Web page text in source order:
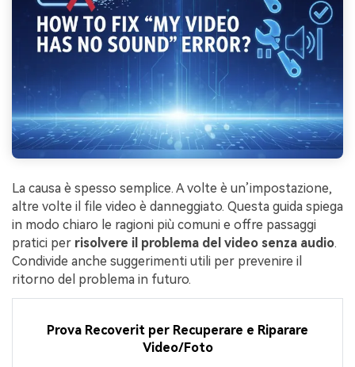
La causa è spesso semplice. A volte è un’impostazione,
altre volte il file video è danneggiato. Questa guida spiega
in modo chiaro le ragioni più comuni e offre passaggi
pratici per risolvere il problema del video senza audio.
Condivide anche suggerimenti utili per prevenire il
ritorno del problema in futuro.
Prova Recoverit per Recuperare e Riparare
Video/Foto